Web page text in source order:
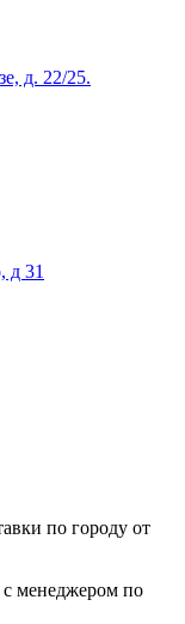
д. 22/25.
д 31
по городу от
с менеджером по